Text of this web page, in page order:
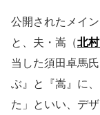
公開されたメイ
と、夫・嵩（北
当した須田卓馬
ぶ』と『嵩』に
た」といい、デ